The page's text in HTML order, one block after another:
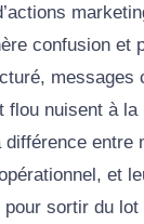
confusion et
messages
flou nuisent à la
différence entre
et
sortir du